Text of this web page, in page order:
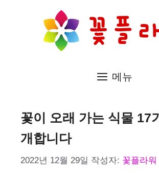
메뉴
꽃이 오래 가는 식물 17
개합니다
2022년 12월 29일 작성자: 꽃플라워